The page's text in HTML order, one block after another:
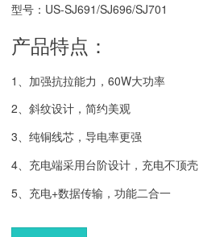
型号：US-SJ691/SJ696/SJ701
产品特点：
1、加强抗拉能力，60W大功率
2、斜纹设计，简约美观
3、纯铜线芯，导电率更强
4、充电端采用台阶设计，充电不顶壳
5、充电+数据传输，功能二合一